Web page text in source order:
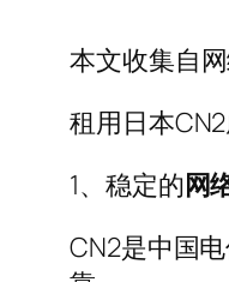
本文收集自
租用日本
1、稳定的网
CN2是中国